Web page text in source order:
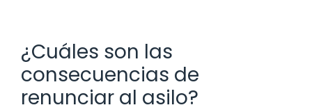
¿Cuáles son las
consecuencias de
renunciar al asilo?